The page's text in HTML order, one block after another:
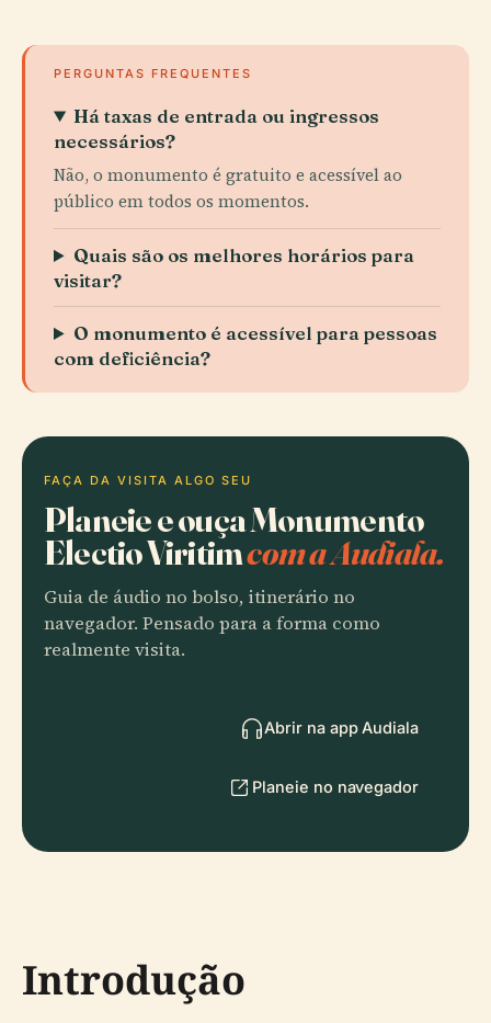
PERGUNTAS FREQUENTES
Há taxas de entrada ou ingressos
necessários?
Não, o monumento é gratuito e acessível ao
público em todos os momentos.
Quais são os melhores horários para
visitar?
O monumento é acessível para pessoas
com deficiência?
FAÇA DA VISITA ALGO SEU
Planeie e ouça Monumento
Electio Viritimcom a Audiala.
Guia de áudio no bolso, itinerário no
navegador. Pensado para a forma como
realmente visita.
Abrir na app Audiala
Planeie no navegador
Introdução